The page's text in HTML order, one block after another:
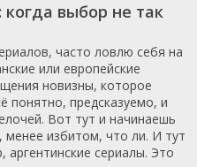
выбор не так
часто ловлю себя на
или европейские
новизны, которое
понятно, предсказуемо, и
Вот тут и начинаешь
избитом, что ли. И тут
сериалы. Это